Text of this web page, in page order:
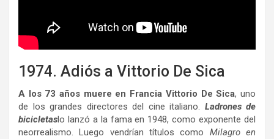
1974. Adiós a Vittorio De Sica
A los 73 años muere en Francia Vittorio De Sica, uno
de los grandes directores del cine italiano. Ladrones de
bicicletaslo lanzó a la fama en 1948, como exponente del
neorrealismo. Luego vendrían títulos como Milagro en